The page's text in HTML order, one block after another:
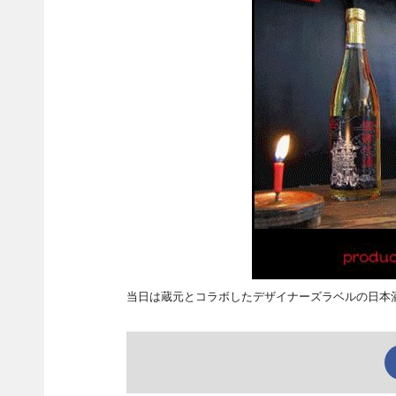
当日は蔵元とコラボしたデザイナーズラベルの日本